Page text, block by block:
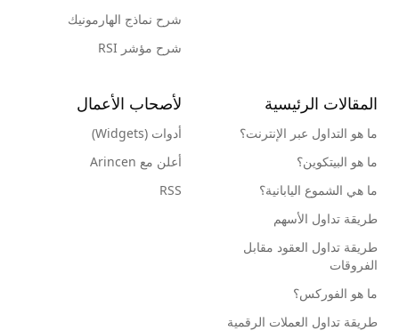
شرح نماذج الهارمونيك
شرح مؤشر RSI
المقالات الرئيسية
ما هو التداول عبر الإنترنت؟
ما هو البيتكوين؟
ما هي الشموع اليابانية؟
طريقة تداول الأسهم
طريقة تداول العقود مقابل
الفروقات
ما هو الفوركس؟
طريقة تداول العملات الرقمية
لأصحاب الأعمال
أدوات (Widgets)
أعلن مع Arincen
RSS